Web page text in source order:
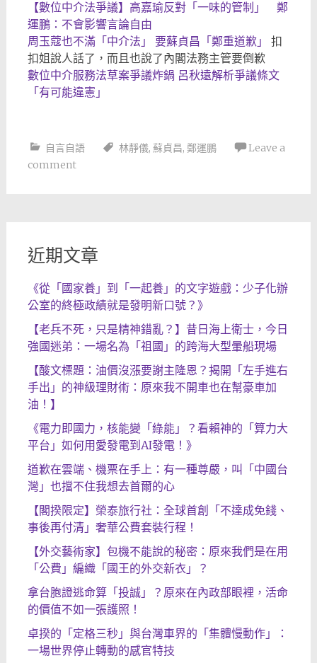
【數位中介法爭議】高嘉瑜反對「一味的管制」 鄭
運鵬：不會影響言論自由
周玉蔻也不滿「中介法」 要蘇貞昌「鄭重道歉」
扣
扣姐說人話了，而且也說了內閣法務主管要倒歉
數位中介服務法草案爭議炸鍋 呂秋遠解析爭議條文
「有可能違憲」
自言自語 林靜儀, 蘇貞昌, 鄭運鵬
Leave a
comment
近期文章
《從「國家養」到「一起養」的文字遊戲：少子化辦
公室的終極政績就是發明新口號？》
【老兵不死，只是精神錯亂？】昔日海上衛士，今日
強國迷弟：一場名為「祖國」的跨海大型暈船現場
【酸文標題：油價沒漲要謝主隆恩？揭開「左手進右
手出」的神級理財術：原來我不開車也在幫豪車加
油！】
《電力即國力，核能變「綠能」？看賴神的「算力大
平台」如何用愛發電到AI發電！》
道歉在雲端、機票在手上：有一種尊嚴，叫「中國台
灣」也擋不住我想去首爾的心
【閣揆限定】榮泰旅行社：全球首創「不達成免錢、
事後再付清」奢華公費套裝行程！
【外交藝術家】包機不能說的秘密：原來我們是在用
「公費」編織「國王的外交新衣」？
拿台胞證逃命算「投誠」？原來在內政部眼裡，活命
的價值不如一張護照！
卓揆的「定格三秒」與台灣車界的「集體慢動作」：
一場世界停止轉動的感官特技